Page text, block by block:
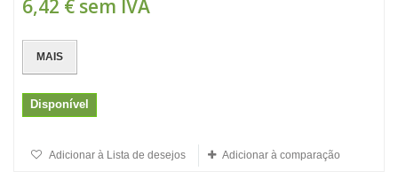
6,42 € sem IVA
MAIS
Disponível
Adicionar à Lista de desejos Adicionar à comparação